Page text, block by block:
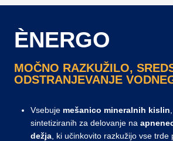
ÈNERGO
MOČNO RAZKUŽILO,
ODSTRANJEVANJE
Vsebuje mešanico mineralnih kislin
sintetiziranih za delovanje na
dežja , ki učinkovito razkužijo vse